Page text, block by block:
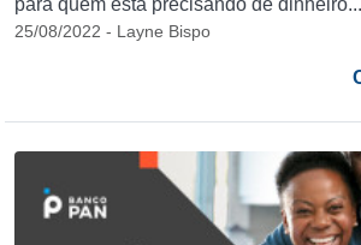
para quem está precisando de
25/08/2022 - Layne Bispo